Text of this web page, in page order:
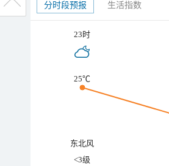
分时段预报 生活指数
23时
25℃
东北风
<3级